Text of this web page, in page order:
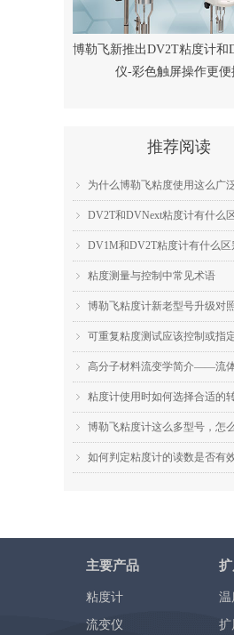
ꁇ
ꁇ DV2T和DVNext粘度计有什么
ꁇ DV1M和DV2T粘度计有什么区
ꁇ 粘度测量与控制中常见术语
ꁇ 博勒飞粘度计新老型号升级对
ꁇ
ꁇ 高分子材料流变学简介——流
ꁇ
ꁇ
ꁇ 如何判定粘度计的读数是否有
推荐阅读
博勒飞新推出DV2T粘度计和
仪-彩色触屏操作更便
主要产品
粘度计
流变仪
温
扩